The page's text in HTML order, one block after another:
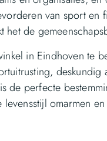
van sport en
het de
in Eindhoven te
de perfecte
omarmen